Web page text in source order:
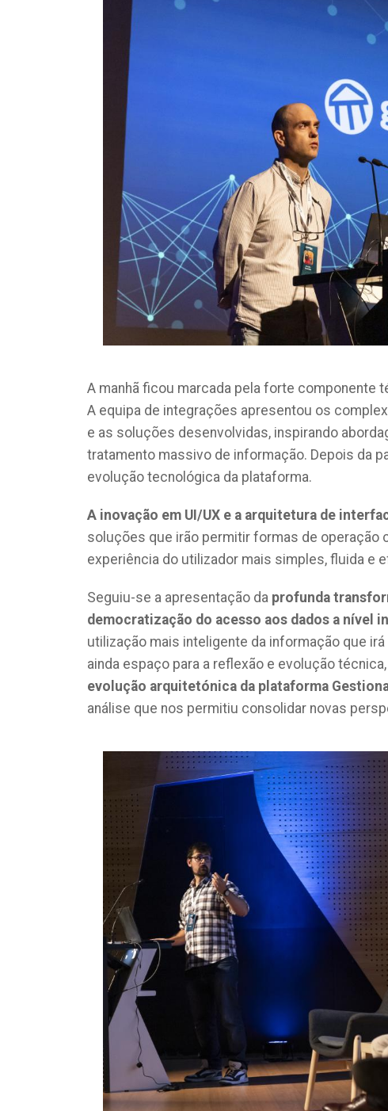
A manhã ficou marcada pela forte componente
A equipa de integrações apresentou os
e as soluções desenvolvidas, inspirando
tratamento massivo de informação. Depois da
evolução tecnológica da plataforma.
A inovação em UI/UX e a arquitetura de
soluções que irão permitir formas de operação
experiência do utilizador mais simples, fluida e
Seguiu-se a apresentação da profunda
democratização do acesso aos dados a nível
utilização mais inteligente da informação que
ainda espaço para a reflexão e evolução
evolução arquitetónica da plataforma
análise que nos permitiu consolidar novas